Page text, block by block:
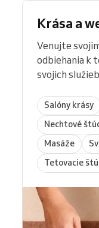
Krása a
Venujte
odbiehania k
svojich
Salóny krásy
Nechtové
Masáže
Tetovacie